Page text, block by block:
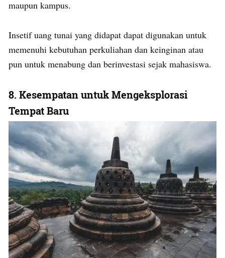
maupun kampus.
Insetif uang tunai yang didapat dapat digunakan untuk
memenuhi kebutuhan perkuliahan dan keinginan atau
pun untuk menabung dan berinvestasi sejak mahasiswa.
8.Kesempatan untuk Mengeksplorasi
Tempat Baru